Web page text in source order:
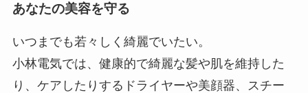
あなたの美容を守る
いつまでも若々しく綺麗でいたい。
小林電気では、健康的で綺麗な髪や肌を維持した
り、ケアしたりするドライヤーや美顔器、
スチー